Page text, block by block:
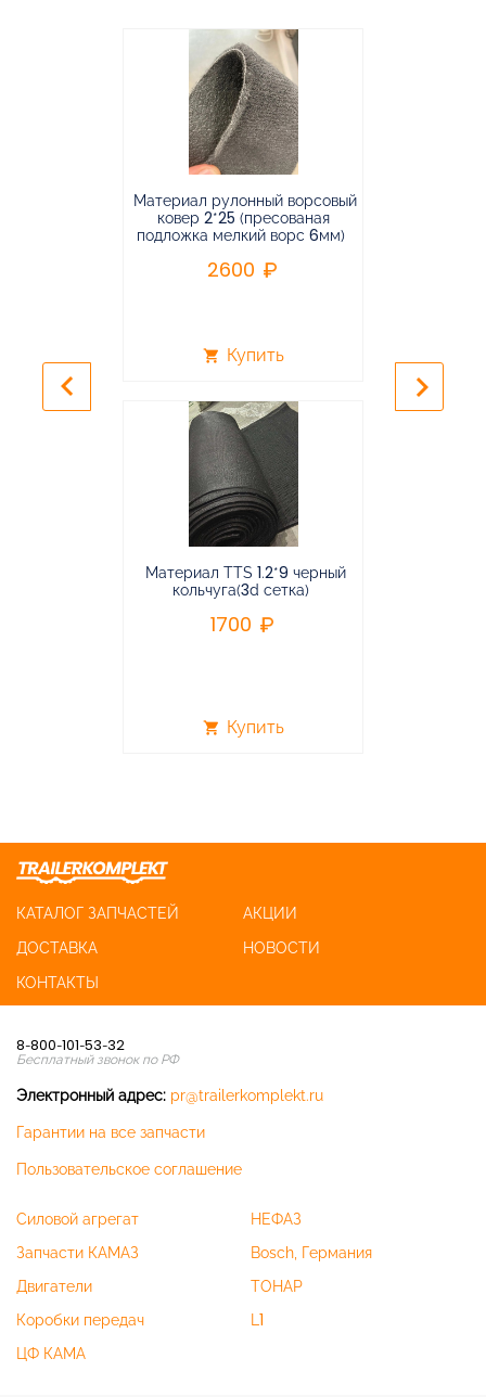
Материал рулонный ворсовый
ковер 2*25 (пресованая
подложка мелкий ворс 6мм)
2600
shopping_cart Купить
Материал TTS 1.2*9 черный
кольчуга(3d сетка)
1700
shopping_cart Купить
keyboard_arrow_left keyboard_arrow_right
КАТАЛОГ ЗАПЧАСТЕЙ
АКЦИИ
ДОСТАВКА
НОВОСТИ
КОНТАКТЫ
8-800-101-53-32
Бесплатный звонок по РФ
Электронный адрес: pr@trailerkomplekt.ru
Гарантии на все запчасти
Пользовательское соглашение
Силовой агрегат
Запчасти КАМАЗ
Двигатели
Коробки передач
ЦФ КАМА
НЕФАЗ
Bosch, Германия
ТОНАР
L1